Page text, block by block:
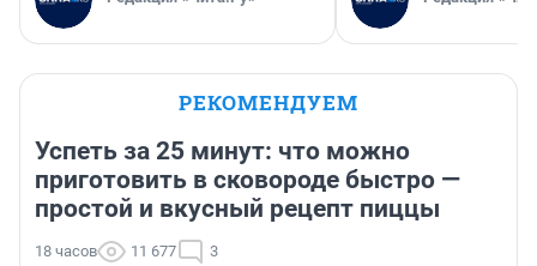
РЕКОМЕНДУЕМ
Успеть за 25 минут: что можно
приготовить в сковороде быстро —
простой и вкусный рецепт пиццы
18 часов 11 677 3